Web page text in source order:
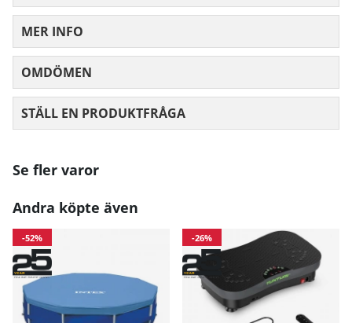
MER INFO
OMDÖMEN
STÄLL EN PRODUKTFRÅGA
Se fler varor
Andra köpte även
-52% -26%